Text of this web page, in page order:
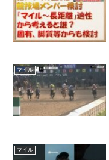
マイル
マイル